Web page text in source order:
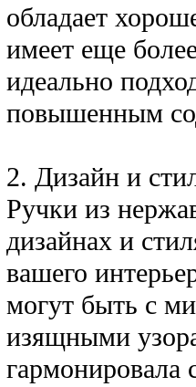
обладает
имеет еще
идеально
повышенным
2. Дизайн и
Ручки из
дизайнах и
вашего
могут быть с
изящными
гармонировала